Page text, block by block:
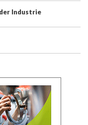
Industrie